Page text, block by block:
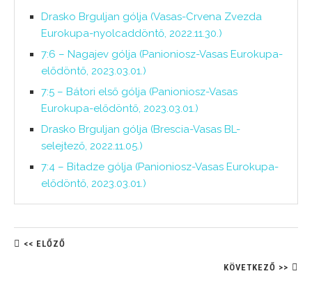
Drasko Brguljan gólja (Vasas-Crvena Zvezda
Eurokupa-nyolcaddöntő, 2022.11.30.)
7:6 – Nagajev gólja (Panioniosz-Vasas Eurokupa-
elődöntő, 2023.03.01.)
7:5 – Bátori első gólja (Panioniosz-Vasas
Eurokupa-elődöntő, 2023.03.01.)
Drasko Brguljan gólja (Brescia-Vasas BL-
selejtező, 2022.11.05.)
7:4 – Bitadze gólja (Panioniosz-Vasas Eurokupa-
elődöntő, 2023.03.01.)
<< ELŐZŐ
KÖVETKEZŐ >>